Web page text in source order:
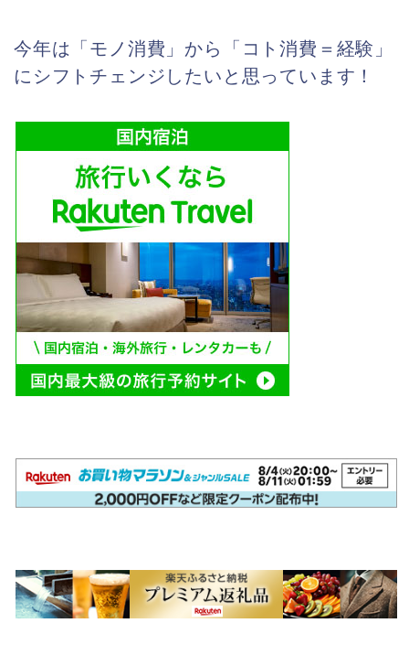
今年は「モノ消費」から「コト消費＝経験」
にシフトチェンジしたいと思っています！